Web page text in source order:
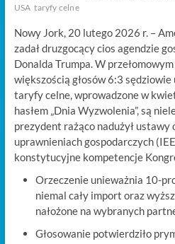
USA taryfy celne
Nowy Jork, 20 lutego 2026 r. –
zadał druzgocący cios agendzie
Donalda Trumpa. W
większością głosów 6:3
taryfy celne, wprowadzone w
hasłem „Dnia Wyzwolenia”, są
prezydent rażąco nadużył ustawy
uprawnieniach gospodarczych
konstytucyjne kompetencje
Orzeczenie unieważnia 10-
niemal cały import oraz
nałożone na wybranych
Głosowanie potwierdziło